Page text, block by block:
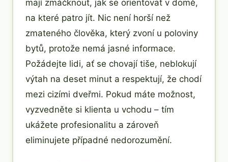
mají zmáčknout, jak se orientovat v domě,
na které patro jít. Nic není horší než
zmateného člověka, který zvoní u poloviny
bytů, protože nemá jasné informace.
Požádejte lidi, ať se chovají tiše, neblokují
výtah na deset minut a respektují, že chodí
mezi cizími dveřmi. Pokud máte možnost,
vyzvedněte si klienta u vchodu – tím
ukážete profesionalitu a zároveň
eliminujete případné nedorozumění.